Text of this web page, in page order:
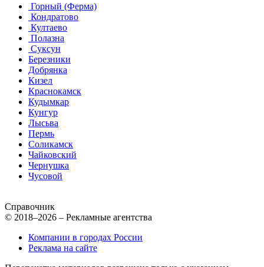
Горный (Ферма)
Кондратово
Култаево
Полазна
Суксун
Березники
Добрянка
Кизел
Краснокамск
Кудымкар
Кунгур
Лысьва
Пермь
Соликамск
Чайковский
Чернушка
Чусовой
Справочник
© 2018–2026 – Рекламные агентства
Компании в городах России
Реклама на сайте